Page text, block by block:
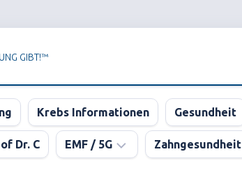
GIBT!™
Krebs Informationen Gesundheit
Dr. C EMF / 5G Zahngesundheit